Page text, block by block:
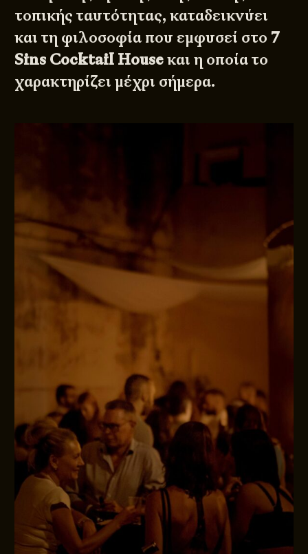
τοπικής ταυτότητας, καταδεικνύει
και τη φιλοσοφία που εμφυσεί στο7
Sins Cocktail Houseκαι η οποία το
χαρακτηρίζει μέχρι σήμερα.